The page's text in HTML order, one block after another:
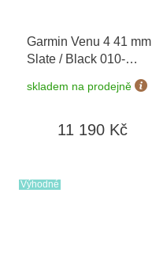
Garmin Venu 4 41 mm
Slate / Black 010-
skladem na prodejně
11 190 Kč
Výhodné